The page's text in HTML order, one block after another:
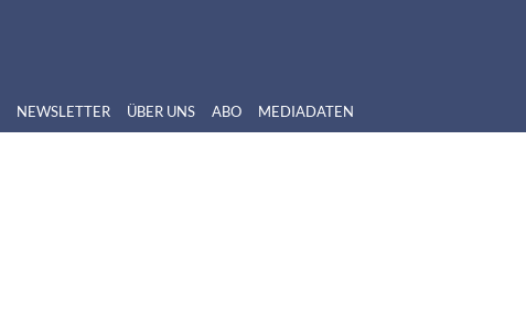
NEWSLETTER ÜBER UNS ABO MEDIADATEN